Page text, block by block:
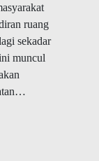
ruang
sekadar
muncul